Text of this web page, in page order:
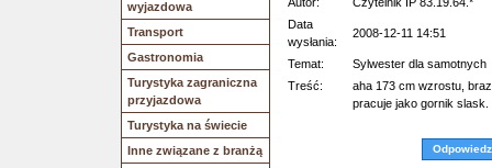
wyjazdowa
Transport
Gastronomia
Turystyka zagraniczna
przyjazdowa
Turystyka na świecie
Inne związane z branżą
Data
wysłania:
2008-12-11 14:51
Temat:
Sylwester dla samotnych
Treść:
aha 173 cm wzrostu,
pracuje jako gornik slask.
Odpowiedz